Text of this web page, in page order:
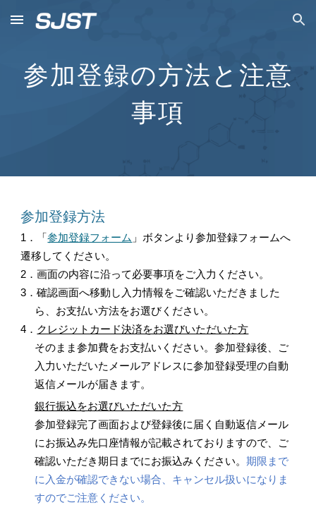
Skip to main content Skip to navigation
参加登録の方法と注意
事項
参加登録方法
1．「参加登録フォーム 」ボタンより参加登録フォームへ
遷移してください。
2．画面の内容に沿って必要事項をご入力ください。
3．確認画面へ移動し入力情報をご確認いただきました
ら、お支払い方法をお選びください。
4． クレジットカード決済をお選びいただいた方
そのまま参加費をお支払いください。参加登録後、ご
入力いただいたメールアドレスに参加登録受理の自動
返信メールが届きます。
銀行振込をお選びいただいた方
参加登録完了画面および登録後に届く自動返信メール
にお振込み先口座情報が記載されておりますので、ご
確認いただき期日までにお振込みください。期限まで
に入金が確認できない場合、キャンセル扱いになりま
すのでご注意ください。